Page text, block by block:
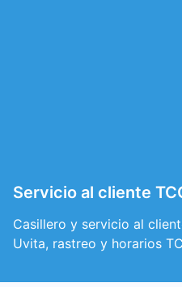
Servicio al cliente
Casillero y servicio al
Uvita, rastreo y horarios